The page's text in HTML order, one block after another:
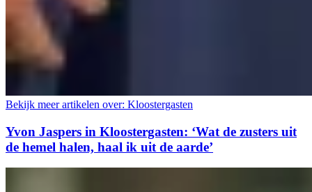
Bekijk meer artikelen over: Kloostergasten
Yvon Jaspers in Kloostergasten: ‘Wat de zusters uit
de hemel halen, haal ik uit de aarde’